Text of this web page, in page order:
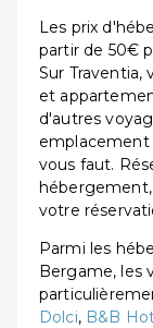
Les prix
partir de 50€
Sur Traventia,
et
d'autres
emplacement
vous faut.
votre
Parmi les
Bergame, les
Dolci, B&B